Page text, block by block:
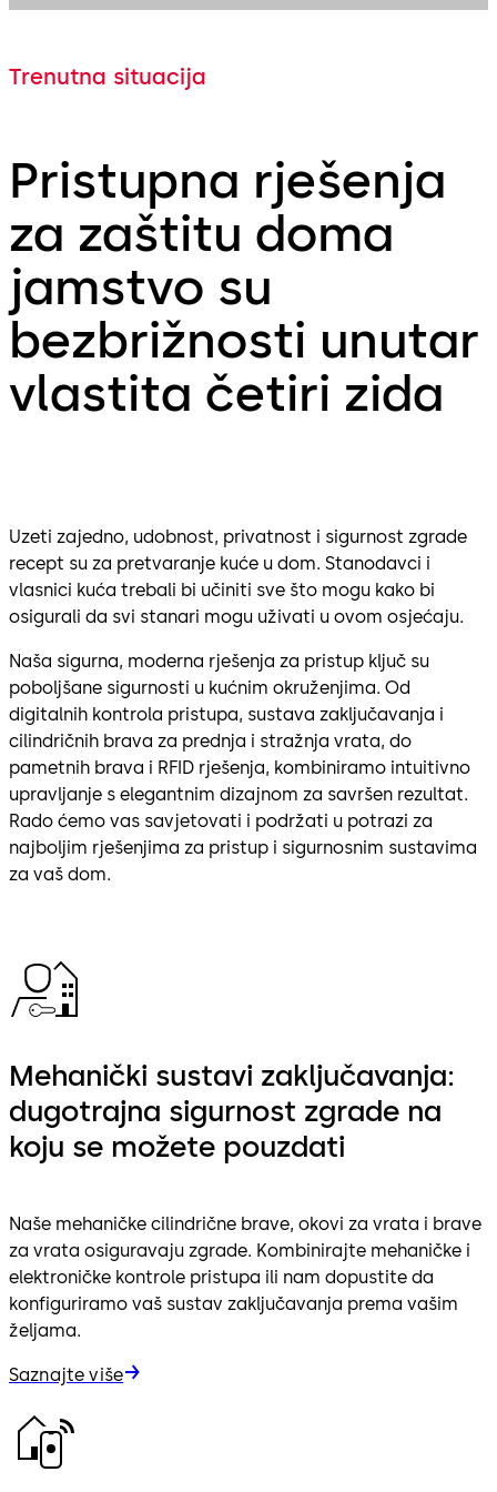
Trenutna situacija
Pristupna rješenja
za zaštitu doma
jamstvo su
bezbrižnosti unutar
vlastita četiri zida
Uzeti zajedno, udobnost, privatnost i sigurnost zgrade
recept su za pretvaranje kuće u dom. Stanodavci i
vlasnici kuća trebali bi učiniti sve što mogu kako bi
osigurali da svi stanari mogu uživati u ovom osjećaju.
Naša sigurna, moderna rješenja za pristup ključ su
poboljšane sigurnosti u kućnim okruženjima. Od
digitalnih kontrola pristupa, sustava zaključavanja i
cilindričnih brava za prednja i stražnja vrata, do
pametnih brava i RFID rješenja, kombiniramo intuitivno
upravljanje s elegantnim dizajnom za savršen rezultat.
Rado ćemo vas savjetovati i podržati u potrazi za
najboljim rješenjima za pristup i sigurnosnim sustavima
za vaš dom.
Mehanički sustavi zaključavanja:
dugotrajna sigurnost zgrade na
koju se možete pouzdati
Naše mehaničke cilindrične brave, okovi za vrata i brave
za vrata osiguravaju zgrade. Kombinirajte mehaničke i
elektroničke kontrole pristupa ili nam dopustite da
konfiguriramo vaš sustav zaključavanja prema vašim
željama.
Saznajte više